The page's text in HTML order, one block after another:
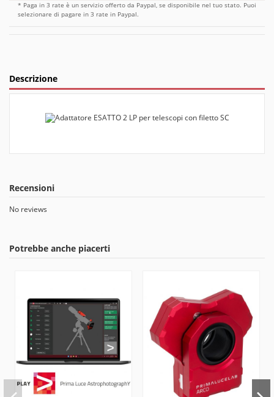
* Paga in 3 rate è un servizio offerto da Paypal, se disponibile nel tuo stato. Puoi
selezionare di pagare in 3 rate in Paypal.
Descrizione
Recensioni
No reviews
Potrebbe anche piacerti